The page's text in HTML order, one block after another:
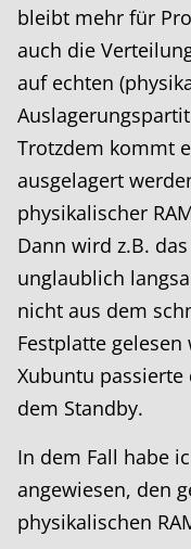
bleibt mehr für
auch die
auf echten
Trotzdem kommt
ausgelagert
physikalischer
Dann wird z.B.
unglaublich
nicht aus dem
Festplatte
Xubuntu
dem Standby.
In dem Fall habe
angewiesen, den
physikalischen